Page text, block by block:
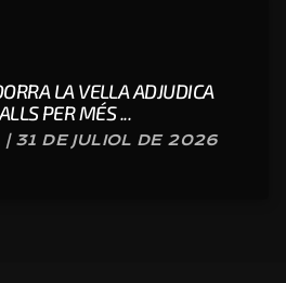
LA VELLA ADJUDICA
PER MÉS ...
| 31 DE JULIOL DE 2026